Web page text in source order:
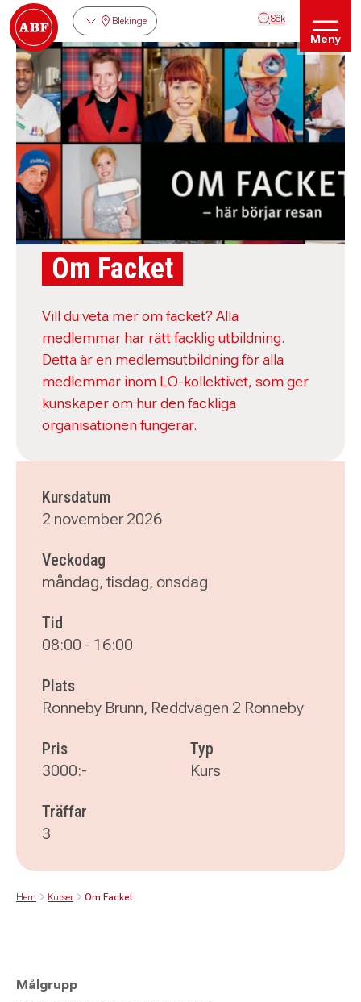
Blekinge Sök
Meny
Om Facket
Vill du veta mer om facket? Alla
medlemmar har rätt facklig utbildning.
Detta är en medlemsutbildning för alla
medlemmar inom LO-kollektivet, som ger
kunskaper om hur den fackliga
organisationen fungerar.
Kursdatum
2 november 2026
Veckodag
måndag, tisdag, onsdag
Tid
08:00 - 16:00
Plats
Ronneby Brunn, Reddvägen 2 Ronneby
Pris
3000:-
Typ
Kurs
Träffar
3
Hem Kurser Om Facket
Målgrupp